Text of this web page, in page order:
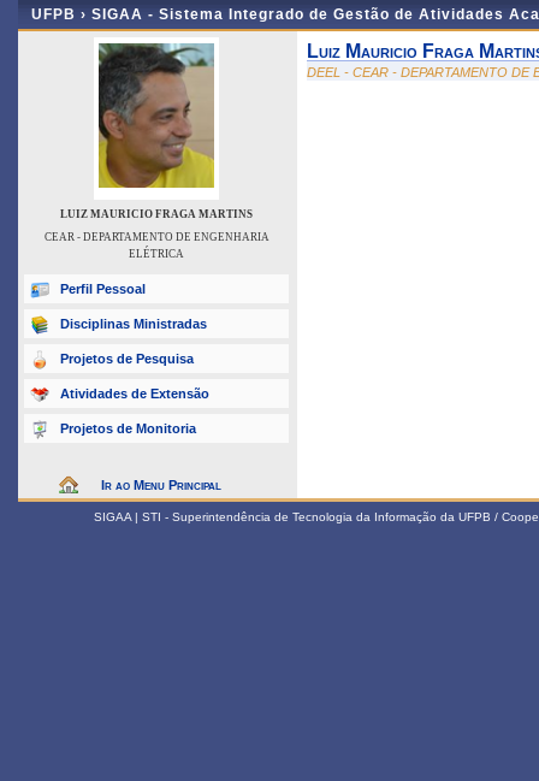
UFPB › SIGAA - Sistema Integrado de Gestão de Atividades
LUIZ MAURICIO FRAGA MARTINS
CEAR - DEPARTAMENTO DE ENGENHARIA
ELÉTRICA
Perfil Pessoal
Disciplinas Ministradas
Projetos de Pesquisa
Atividades de Extensão
Projetos de Monitoria
Ir ao Menu Principal
Luiz Mauricio Fraga
DEEL - CEAR - DEPARTAMENTO DE
SIGAA | STI - Superintendência de Tecnologia da Informação da UFPB /